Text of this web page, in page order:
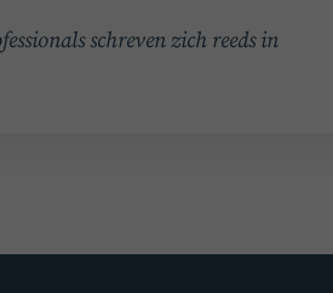
schreven zich reeds in